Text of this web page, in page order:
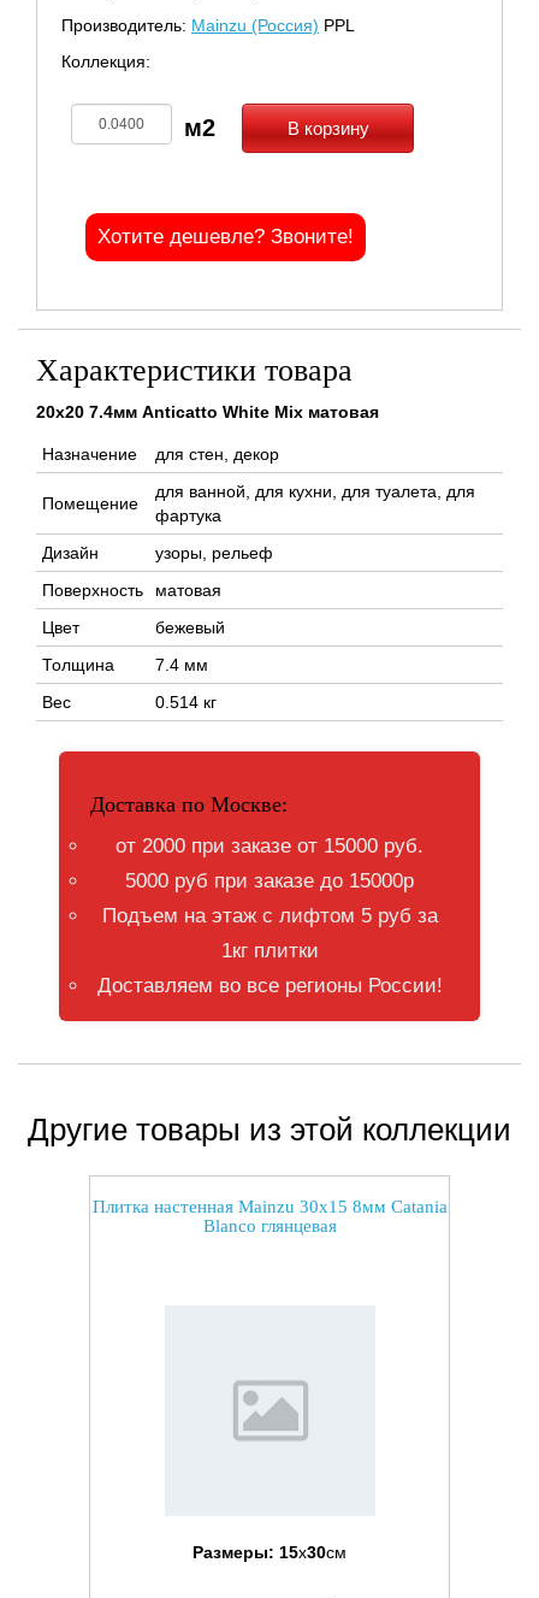
Производитель: Mainzu (Россия) PPL
Коллекция:
В корзину
Хотите дешевле? Звоните!
Характеристики товара
20x20 7.4мм Anticatto White Mix матовая
Назначение для стен, декор
Помещение
для ванной, для кухни, для туалета, для
фартука
Дизайн
узоры, рельеф
Поверхность
матовая
Цвет
бежевый
Толщина
7.4 мм
Вес
0.514 кг
Доставка по Москве:
от 2000 при заказе от 15000 руб.
5000 руб при заказе до 15000р
Подъем на этаж с лифтом 5 руб за
1кг плитки
Доставляем во все регионы России!
Другие товары из этой коллекции
Плитка настенная Mainzu 30x15 8мм Catania
Blanco глянцевая
Размеры: 15x30см